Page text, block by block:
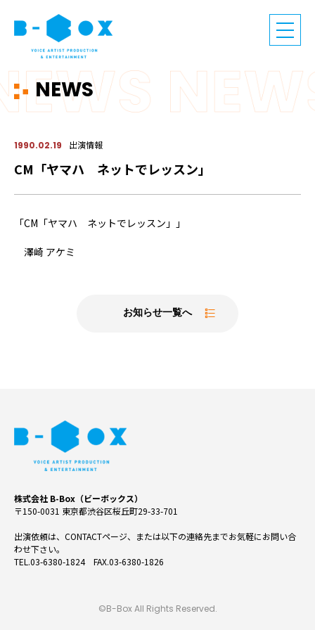
NEWS
1990.02.19 出演情報
CM「ヤマハ ネットでレッスン」
「CM「ヤマハ ネットでレッスン」」
澤崎 アケミ
お知らせ一覧へ
株式会社 B-Box（ビーボックス）
〒150-0031 東京都渋谷区桜丘町29-33-701
出演依頼は、CONTACTページ、または以下の連絡先までお気軽にお問い合
わせ下さい。
TEL.03-6380-1824 FAX.03-6380-1826
©B-Box All Rights Reserved.